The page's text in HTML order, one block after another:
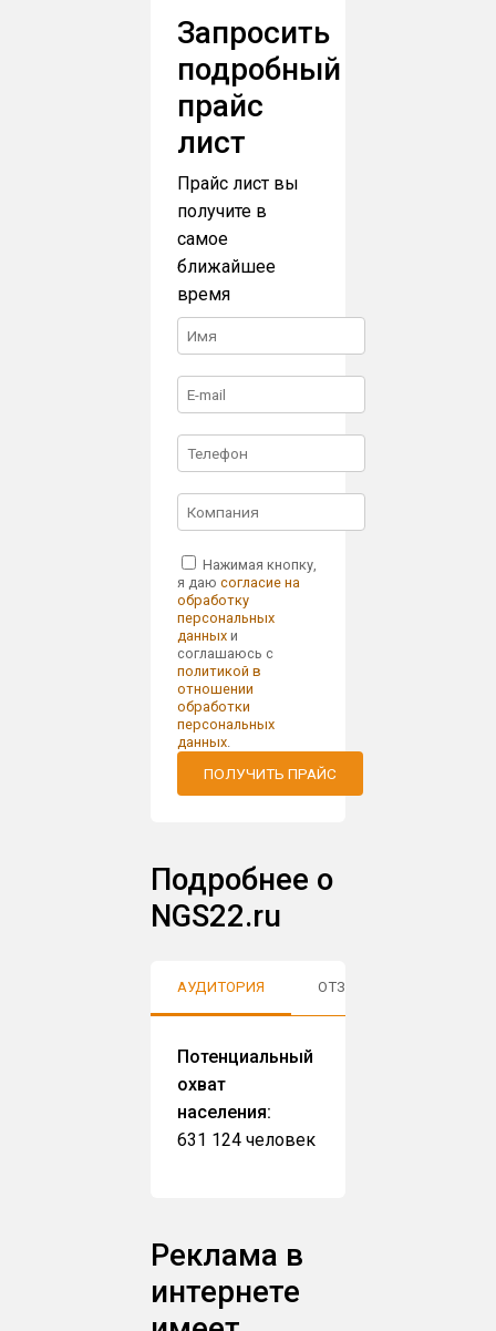
Запросить
подробный
прайс
лист
Прайс лист вы
получите в
самое
ближайшее
время
Нажимая кнопку,
я даюсогласие на
обработку
персональных
данных и
соглашаюсь с
политикой в
отношении
обработки
персональных
данных.
ПОЛУЧИТЬ ПРАЙС
Подробнее о
NGS22.ru
АУДИТОРИЯ ОТЗЫВЫ
Потенциальный
охват
населения:
631 124 человек
Реклама в
интернете